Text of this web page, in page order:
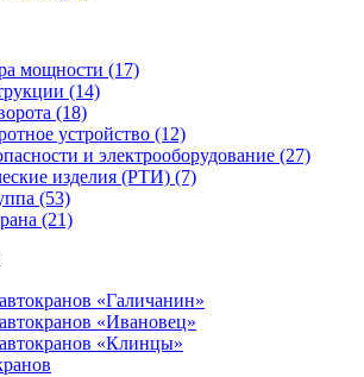
мощности (17)
(14)
(18)
устройство (12)
и электрооборудование (27)
изделия (РТИ) (7)
(53)
(21)
«Галичанин»
«Ивановец»
«Клинцы»